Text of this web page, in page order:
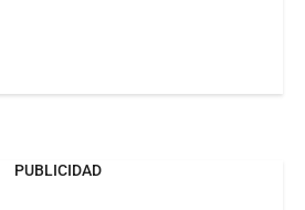
PUBLICIDAD